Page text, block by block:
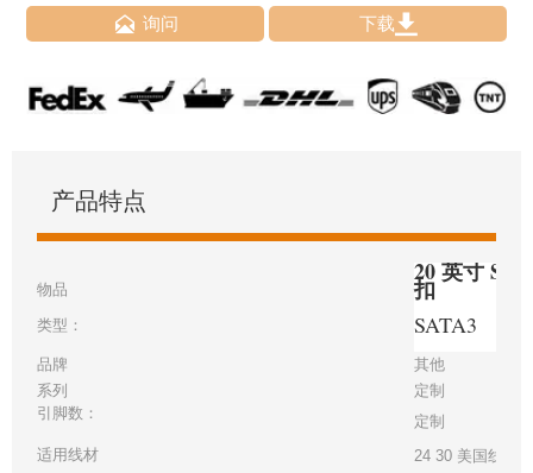
 询问 下载
产品特点
物品
20 英寸
扣
类型： SATA3
品牌
其他
系列
定制
引脚数：
定制
适用线材
24 30 美国线规